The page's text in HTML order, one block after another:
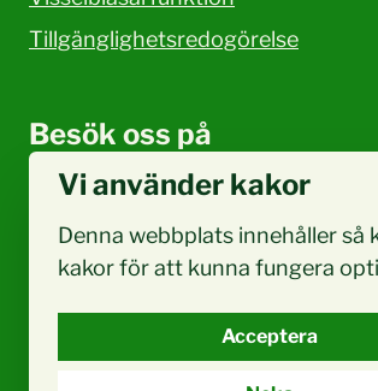
Tillgänglighetsredogörelse
Besök oss på
Facebook
Vi använder kakor
Denna webbplats innehåller så
kakor för att kunna fungera
Acceptera